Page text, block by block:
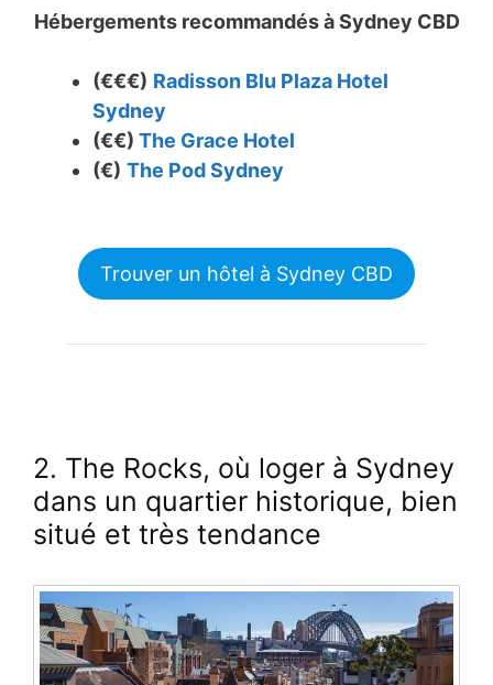
Hébergements recommandés àSydney CBD
(€€€) Radisson Blu Plaza Hotel
Sydney
(€€) The Grace Hotel
(€) The Pod Sydney
Trouver un hôtel à Sydney CBD
2. The Rocks, où loger à Sydney
dans un quartier historique, bien
situé et très tendance